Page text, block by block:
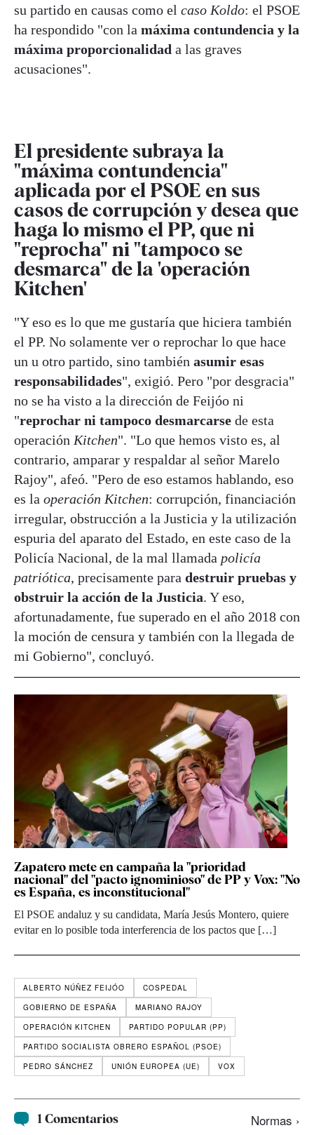
su partido en causas como el caso Koldo: el PSOE
ha respondido "con la máxima contundencia y la
máxima proporcionalidad a las graves
acusaciones".
El presidente subraya la
"máxima contundencia"
aplicada por el PSOE en sus
casos de corrupción y desea que
haga lo mismo el PP, que ni
"reprocha" ni "tampoco se
desmarca" de la 'operación
Kitchen'
"Y eso es lo que me gustaría que hiciera también
el PP. No solamente ver o reprochar lo que hace
un u otro partido, sino también asumir esas
responsabilidades", exigió. Pero "por desgracia"
no se ha visto a la dirección de Feijóo ni
"reprochar ni tampoco desmarcarse de esta
operación Kitchen". "Lo que hemos visto es, al
contrario, amparar y respaldar al señor Marelo
Rajoy", afeó. "Pero de eso estamos hablando, eso
es la operación Kitchen: corrupción, financiación
irregular, obstrucción a la Justicia y la utilización
espuria del aparato del Estado, en este caso de la
Policía Nacional, de la mal llamada policía
patriótica, precisamente para destruir pruebas y
obstruir la acción de la Justicia. Y eso,
afortunadamente, fue superado en el año 2018 con
la moción de censura y también con la llegada de
mi Gobierno", concluyó.
Zapatero mete en campaña la "prioridad
nacional" del "pacto ignominioso" de PP y Vox: "No
es España, es inconstitucional"
El PSOE andaluz y su candidata, María Jesús Montero, quiere
evitar en lo posible toda interferencia de los pactos que […]
ALBERTO NÚÑEZ FEIJÓO
COSPEDAL
GOBIERNO DE ESPAÑA
MARIANO RAJOY
OPERACIÓN KITCHEN
PARTIDO POPULAR (PP)
PARTIDO SOCIALISTA OBRERO ESPAÑOL (PSOE)
PEDRO SÁNCHEZ
UNIÓN EUROPEA (UE) VOX
1 Comentarios Normas ›